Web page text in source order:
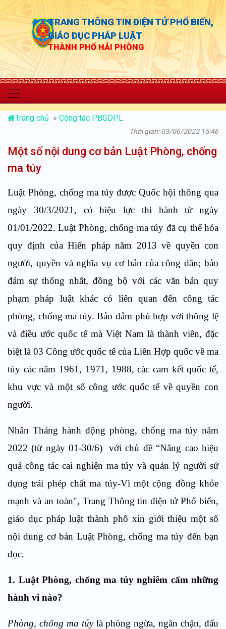
TRANG THÔNG TIN ĐIỆN TỬ PHỔ BIẾN,
GIÁO DỤC PHÁP LUẬT
THÀNH PHỐ HẢI PHÒNG
Trang chủ » Công tác PBGDPL
Thời gian: 03/06/2022 15:46
Một số nội dung cơ bản Luật Phòng, chống
ma túy
Luật Phòng, chống ma túyđượcQuốc hội thông qua
ngày 30/3/2021 , có hiệu lực thi hành từ ngày
01/01/2022. Luật Phòng, chống ma túy đãcụ thể hóa
quy định của Hiến pháp năm 2013 về quyền con
người, quyền và nghĩa vụ cơ bản của công dân; bảo
đảm sự thống nhất, đồng bộ với các văn bản quy
phạm pháp luật khác có liên quan đến công tác
phòng, chống ma túy. Bảo đảm phù hợp với thông lệ
và điều ước quốc tế mà Việt Nam là thành viên, đặc
biệt là 03 Công ước quốc tế của Liên Hợp quốc về ma
túy các năm 1961, 1971, 1988, các cam kết quốc tế,
khu vực và một số công ước quốc tế về quyền con
người.
Nhân Tháng hành động phòng, chống ma túy năm
2022 (từ ngày01-30/6)
với chủ đề “Nâng cao hiệu
quả công tác cai nghiện ma túy và quản lý người sử
dụng trái phép chất ma túy-Vì một cộng đồng khỏe
mạnh và an toàn", Trang Thông tin điện tử Phổ biến,
giáo dục pháp luật thành phố xin giới thiệu một số
nội dung cơ bản Luật Phòng, chống ma túy đến bạn
đọc.
1. Luật Phòng, chống ma túy nghiêm cấm những
hành vi nào?
Phòng, chống ma túylà phòng ngừa, ngăn chặn, đấu